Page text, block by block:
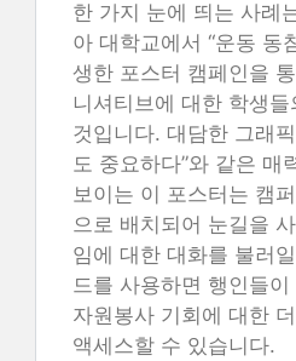
한 가지 눈에 띄는 사례
아 대학교에서 “운동 동
생한 포스터 캠페인을
니셔티브에 대한 학생
것입니다. 대담한 그래
도 중요하다”와 같은 매
보이는 이 포스터는 캠
으로 배치되어 눈길을
임에 대한 대화를 불러
드를 사용하면 행인들
자원봉사 기회에 대한
액세스할 수 있습니다.